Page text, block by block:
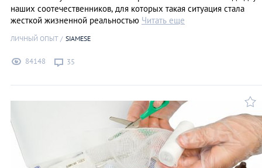
наших соотечественников, для которых такая ситуация стала
жесткой жизненной реальностью Читать еще
ЛИЧНЫЙ ОПЫТ SIAMESE
84148 35